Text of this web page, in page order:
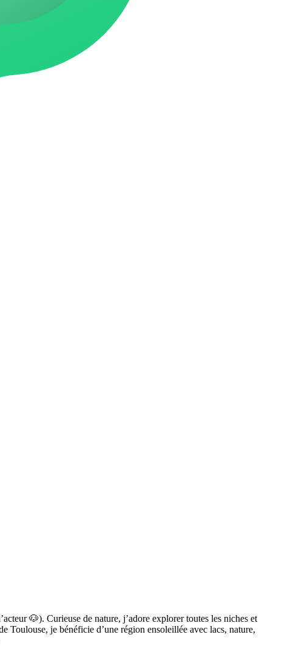
🐶). Curieuse de nature, j’adore explorer toutes les niches et
Toulouse, je bénéficie d’une région ensoleillée avec lacs, nature,